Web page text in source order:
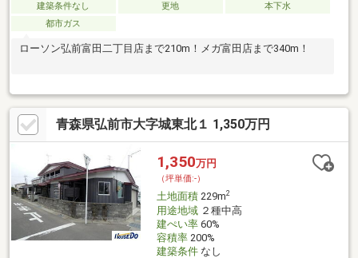
建築条件なし 更地
本下水
都市ガス
ローソン弘前富田二丁目店まで210m！メガ富田店まで340m！
青森県弘前市大字城東北１ 1,350万円
1,350万円
（坪単価:-）
土地面積229m2
用途地域２種中高
建ぺい率60%
容積率200%
建築条件なし